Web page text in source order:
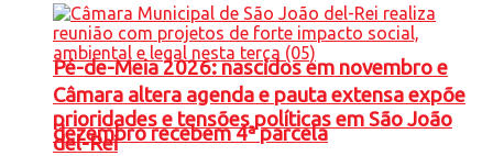
Pé-de-Meia 2026: nascidos em novembro e
dezembro recebem 4ª parcela
Câmara altera agenda e pauta extensa expõe
prioridades e tensões políticas em São João
del-Rei